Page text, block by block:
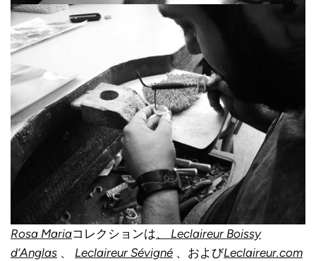
Rosa Mariaコレクションは、 Leclaireur Boissy
d’Anglas 、 Leclaireur Sévigné 、およびLeclaireur.com